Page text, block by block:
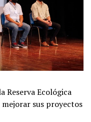
Reserva Ecológica
sus proyectos